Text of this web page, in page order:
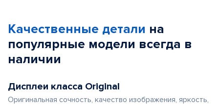
Качественные детали на
популярные модели всегда в
наличии
Дисплеи класса Original
Оригинальная сочность, качество изображения, яркость,